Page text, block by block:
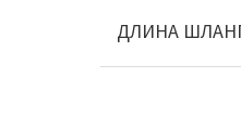
ДЛИНА